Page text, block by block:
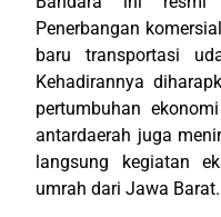
Penerbangan
baru transportasi
Kehadirannya
pertumbuhan
antardaerah juga
langsung kegiatan
umrah dari Jawa Barat.